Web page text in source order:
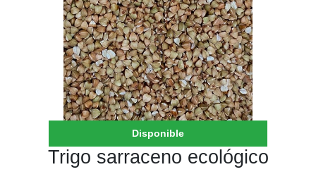
Disponible
Trigo sarraceno ecológico